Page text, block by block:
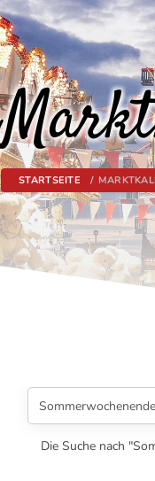
STARTSEITE
Die Suche nach